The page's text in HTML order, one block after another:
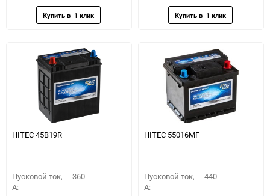
HITEC 45B19R
Пусковой ток,
A:
360
HITEC 55016MF
Пусковой ток,
A:
440